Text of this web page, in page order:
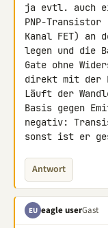
ja evtl. auch
PNP-Transistor
Kanal FET) an
legen und die
Gate ohne
direkt mit der
Läuft der
Basis gegen
negativ:
sonst ist er
Antwort
EU eagle userGast